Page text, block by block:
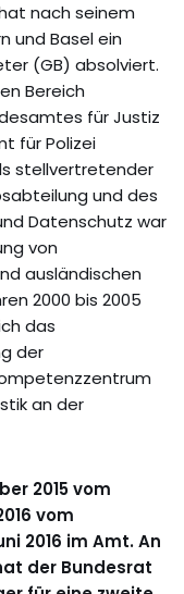
hat nach seinem
und Basel ein
(GB) absolviert.
Bereich
für Justiz
für Polizei
stellvertretender
und des
Datenschutz war
von
ausländischen
2000 bis 2005
das
der
an der
2015 vom
vom
2016 im Amt. An
der Bundesrat